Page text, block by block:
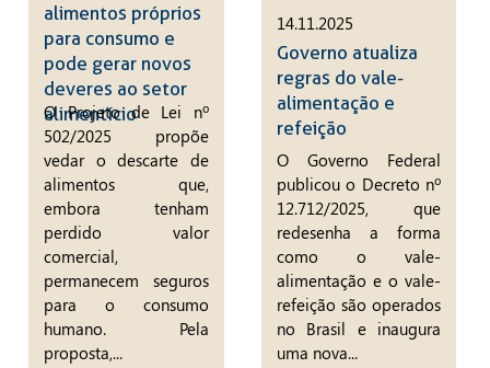
alimentos próprios
para consumo e
pode gerar novos
deveres ao setor
alimentício
O Projeto de Lei nº
502/2025 propõe
vedar o descarte de
alimentos que,
embora tenham
perdido valor
comercial,
permanecem seguros
para o consumo
humano. Pela
proposta,...
14.11.2025
Governo atualiza
regras do vale-
alimentação e
refeição
O Governo Federal
publicou o Decreto nº
12.712/2025, que
redesenha a forma
como o vale-
alimentação e o vale-
refeição são operados
no Brasil e inaugura
uma nova...